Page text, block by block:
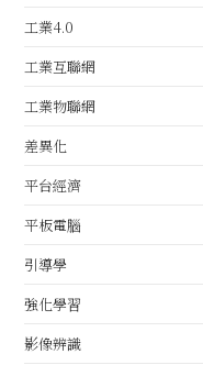
工業4.0
工業互聯網
工業物聯網
差異化
平台經濟
平板電腦
引導學
強化學習
影像辨識